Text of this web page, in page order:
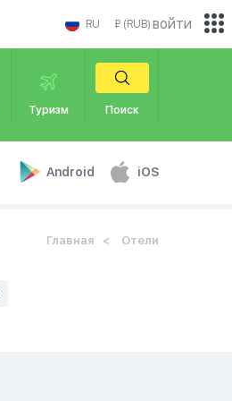
RU ₽ (RUB)
Туризм Поиск
Android iOS
войти
Главная Отели